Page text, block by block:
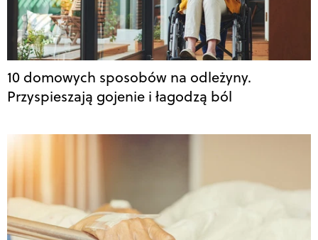
10 domowych sposobów na odleżyny.
Przyspieszają gojenie i łagodzą ból